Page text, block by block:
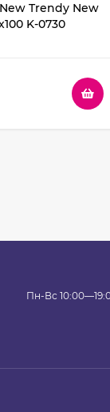
Trendy New
K-0730
Пн-Вс